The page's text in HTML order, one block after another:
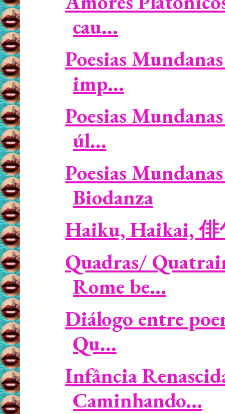
cau...
Poesias
imp...
Poesias
úl...
Poesias
Biodanza
Haiku, Haikai, 俳
Quadras/
Rome be...
Diálogo entre
Qu...
Infância
Caminhando...